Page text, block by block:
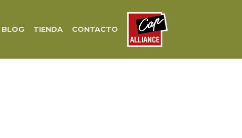
BLOG TIENDA CONTACTO